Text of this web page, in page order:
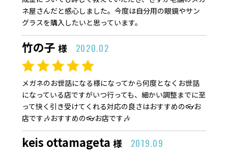
ネ屋さんだと感心しました。今度は自分用の眼鏡やサン
グラスを購入したいと思っています。
竹の子 様 2020.02
メガネのお世話になる様になってから何度となくお世話
になっている店ですがいつ行っても、細かい調整までに至
って快く引き受けてくれる対応の良さはおすすめの👓お
店です🎶おすすめの👓お店です🎶
keis ottamageta 様 2019.09